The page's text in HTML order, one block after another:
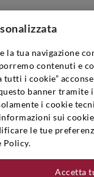
la tua navigazione
contenuti e
tutti i cookie”
banner tramite
i cookie
sui
le tue
Policy.
Accetta